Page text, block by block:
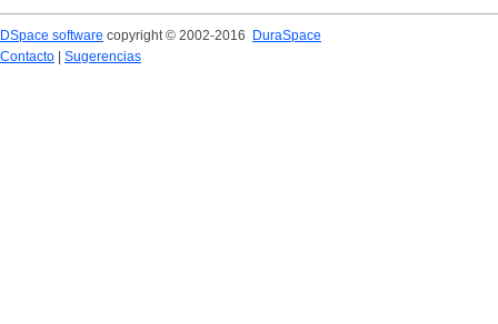
DSpace software copyright © 2002-2016
DuraSpace
Contacto
Sugerencias